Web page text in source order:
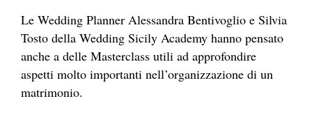
Le Wedding Planner Alessandra Bentivoglio e Silvia
Tosto della Wedding Sicily Academy hanno pensato
anche a delle Masterclass utili ad approfondire
aspetti molto importanti nell’organizzazione di un
matrimonio.